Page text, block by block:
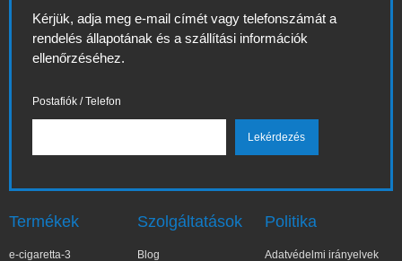
Kérjük, adja meg e-mail címét vagy telefonszámát a
rendelés állapotának és a szállítási információk
ellenőrzéséhez.
Postafiók / Telefon
Termékek
e-cigaretta-3
Szolgáltatások
Blog
Politika
Adatvédelmi irányelvek